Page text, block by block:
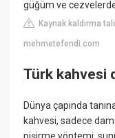
güğüm ve cezvelerde
Kaynak kaldırma
mehmetefendi.com
Türk kahvesi
Dünya çapında
kahvesi, sadece